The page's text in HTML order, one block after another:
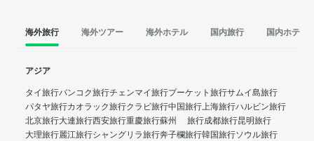
海外旅行 海外ツアー 海外ホテル 国内旅行 国内ホテル
アジア
タイ旅行バンコク旅行チェンマイ旅行プーケット旅行サムイ島旅行
パタヤ旅行カオラック旅行クラビ旅行中国旅行上海旅行ハルビン旅行
北京旅行大連旅行西安旅行重慶旅行蘇州 旅行成都旅行昆明旅行
大理旅行麗江旅行シャングリラ旅行奔子欄旅行韓国旅行ソウル旅行